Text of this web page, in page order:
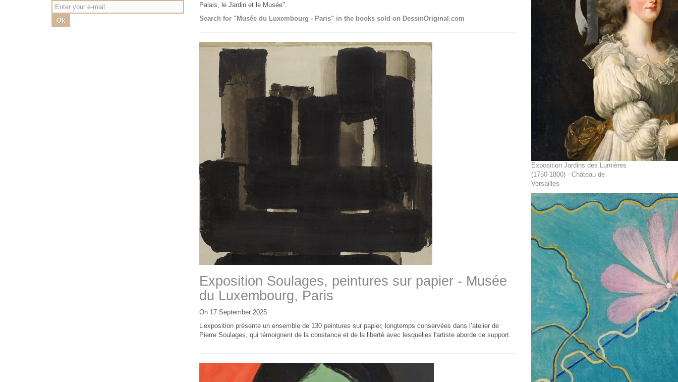
Ok
Palais, le Jardin et le Musée".
Search for "Musée du Luxembourg - Paris" in the books sold on DessinOriginal.com
Exposition Soulages, peintures sur papier - Musée
du Luxembourg, Paris
On 17 September 2025
L’exposition présente un ensemble de 130 peintures sur papier, longtemps conservées dans l’atelier de
Pierre Soulages, qui témoignent de la constance et de la liberté avec lesquelles l'artiste aborde ce support.
Exposition Jardins des Lumières
(1750-1800) - Château de
Versailles